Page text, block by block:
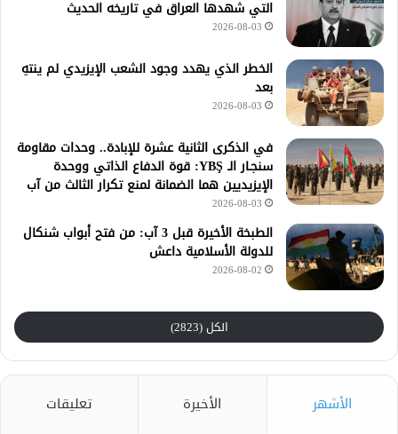
التي شهدها العراق في تاريخه الحديث
2026-08-03
الخطر الذي يهدد وجود الشعب الإيزيدي لم ينتهِ
بعد
2026-08-03
في الذكرى الثانية عشرة للإبادة.. وحدات مقاومة
سنجـار الـ YBŞ: قوة الدفاع الذاتي ووحدة
الإيزيديين هما الضمانة لمنع تكرار الثالث من آب
2026-08-03
الطبخة الأخيرة قبل 3 آب: من فتح أبواب شنكال
للدولة الأسلامية داعش
2026-08-02
الكل (2823)
الأشهر الأخيرة تعليقات